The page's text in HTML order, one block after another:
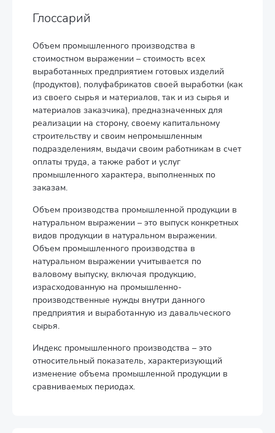
Глоссарий
Объем промышленного производства в
стоимостном выражении – стоимость всех
выработанных предприятием готовых изделий
(продуктов), полуфабрикатов своей выработки (как
из своего сырья и материалов, так и из сырья и
материалов заказчика), предназначенных для
реализации на сторону, своему капитальному
строительству и своим непромышленным
подразделениям, выдачи своим работникам в счет
оплаты труда, а также работ и услуг
промышленного характера, выполненных по
заказам.
Объем производства промышленной продукции в
натуральном выражении – это выпуск конкретных
видов продукции в натуральном выражении.
Объем промышленного производства в
натуральном выражении учитывается по
валовому выпуску, включая продукцию,
израсходованную на промышленно-
производственные нужды внутри данного
предприятия и выработанную из давальческого
сырья.
Индекс промышленного производства – это
относительный показатель, характеризующий
изменение объема промышленной продукции в
сравниваемых периодах.